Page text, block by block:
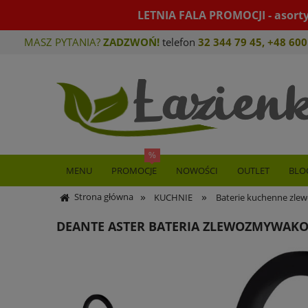
LETNIA FALA PROMOCJI -
MASZ PYTANIA? ZADZWOŃ! telefon 32 344 79 45, +48
MENU PROMOCJE NOWOŚCI OUTLET
Strona główna » KUCHNIE » Baterie kuchenne
DEANTE ASTER BATERIA